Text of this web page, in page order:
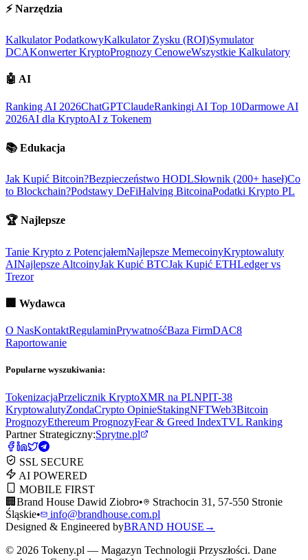
⚡ Narzędzia
Kalkulator PodatkowyKalkulator Zysku (ROI)Symulator
DCAKonwerter KryptoPrognozy CenoweWszystkie Kalkulatory
🤖 AI
Ranking AI 2026ChatGPTClaudeRankingi AI Top 10Darmowe AI
2026AI dla KryptoAI z Tokenem
📚 Edukacja
Jak Kupić Bitcoin?Bezpieczeństwo HODLSłownik (200+ haseł)Co
to Blockchain?Podstawy DeFiHalving BitcoinaPodatki Krypto PL
🏆 Najlepsze
Tanie Krypto z PotencjałemNajlepsze MemecoinyKryptowaluty
AINajlepsze AltcoinyJak Kupić BTCJak Kupić ETHLedger vs
Trezor
🏢 Wydawca
O NasKontaktRegulaminPrywatnośćBaza FirmDAC8
Raportowanie
Popularne wyszukiwania:
TokenizacjaPrzelicznik KryptoXMR na PLNPIT-38
KryptowalutyZondaCrypto OpinieStakingNFTWeb3Bitcoin
PrognozyEthereum PrognozyFear & Greed IndexTVL Ranking
Partner Strategiczny:Sprytne.pl
SSL SECURE
AI POWERED
MOBILE FIRST
🏢 Brand House Dawid Ziobro•
Strachocin 31, 57-550 Stronie
Śląskie•
info@brandhouse.com.pl
Designed & Engineered byBRAND HOUSE →
© 2026 Tokeny.pl — Magazyn Technologii Przyszłości. Dane